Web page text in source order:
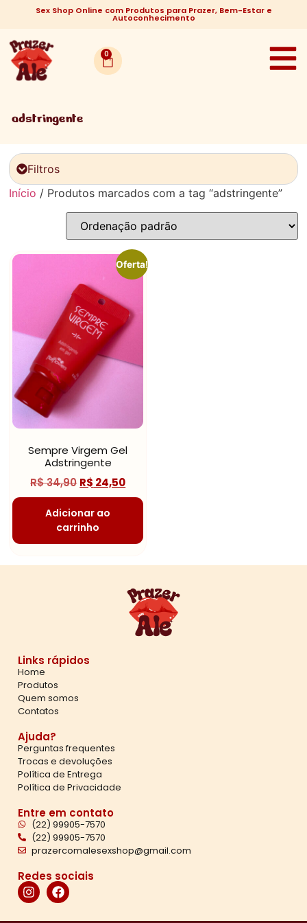
Sex Shop Online com Produtos para Prazer, Bem-Estar e
Autoconhecimento
0
adstringente
Filtros
Início / Produtos marcados com a tag “adstringente”
Oferta!
Sempre Virgem Gel
Adstringente
R$34,90 R$ 24,50
Adicionar ao
carrinho
Links rápidos
Home
Produtos
Quem somos
Contatos
Ajuda?
Perguntas frequentes
Trocas e devoluções
Política de Entrega
Política de Privacidade
Entre em contato
(22) 99905-7570
(22) 99905-7570
prazercomalesexshop@gmail.com
Redes sociais